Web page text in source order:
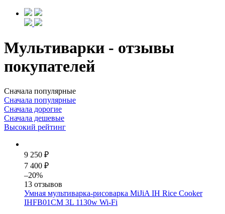
Мультиварки - отзывы
покупателей
Сначала популярные
Сначала популярные
Сначала дорогие
Сначала дешевые
Высокий рейтинг
9 250 ₽
7 400 ₽
–20%
13 отзывов
Умная мультиварка-рисоварка MiJiA IH Rice Cooker
IHFB01CM 3L 1130w Wi-Fi